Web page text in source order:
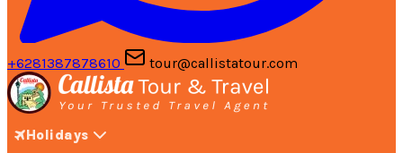
+6281387878610 tour@callistatour.com
Holidays